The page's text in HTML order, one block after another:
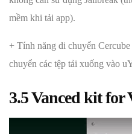
mềm khi tải app).
+ Tính năng di chuyển
chuyển các tệp tải xuống vào
3.5Vanced kit for